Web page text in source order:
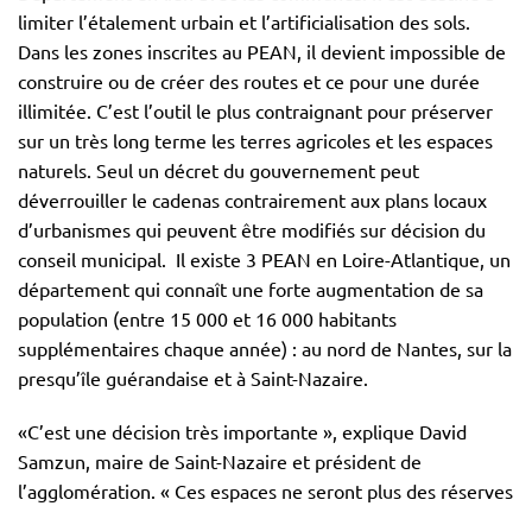
limiter l’étalement urbain et l’artificialisation des sols.
Dans les zones inscrites au PEAN, il devient impossible de
construire ou de créer des routes et ce pour une durée
illimitée. C’est l’outil le plus contraignant pour préserver
sur un très long terme les terres agricoles et les espaces
naturels. Seul un décret du gouvernement peut
déverrouiller le cadenas contrairement aux plans locaux
d’urbanismes qui peuvent être modifiés sur décision du
conseil municipal. Il existe 3 PEAN en Loire-Atlantique, un
département qui connaît une forte augmentation de sa
population (entre 15 000 et 16 000 habitants
supplémentaires chaque année) : au nord de Nantes, sur la
presqu’île guérandaise et à Saint-Nazaire.
«C’est une décision très importante », explique David
Samzun, maire de Saint-Nazaire et président de
l’agglomération. « Ces espaces ne seront plus des réserves